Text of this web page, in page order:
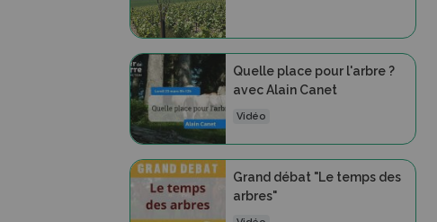
Quelle place pour l'arbre ?
avec Alain Canet
Vidéo
Grand débat "Le temps des
arbres"